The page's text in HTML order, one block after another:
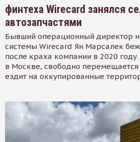
финтеха Wirecard занялся
автозапчастями
Бывший операционный директор
системы Wirecard Ян Марсалек
после краха компании в 2020
в Москве, свободно
ездит на оккупированные